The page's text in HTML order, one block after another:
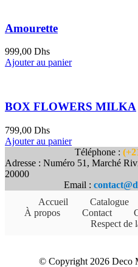
Amourette
999,00 Dhs
Ajouter au panier
BOX FLOWERS MILKA
799,00 Dhs
Ajouter au panier
Téléphone :
Adresse : Numéro 51, Marché
20000
Email :
Accueil
Catalogue
À propos
Contact
Respect de
© Copyright 2026 Deco